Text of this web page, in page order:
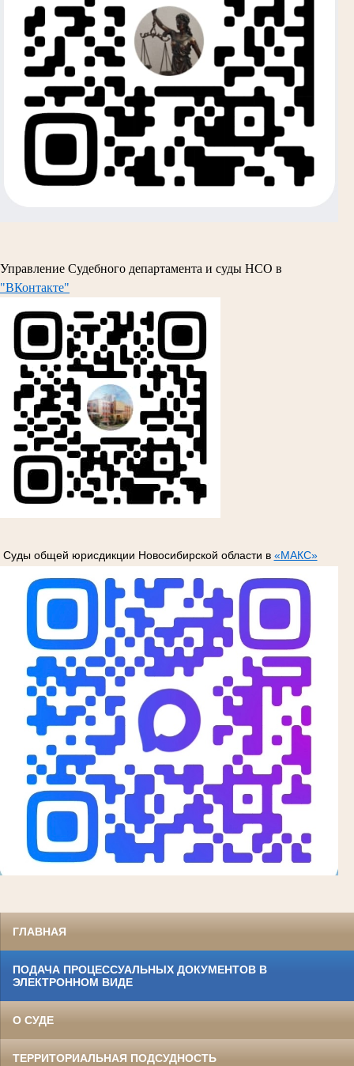
Управление Судебного департамента и суды НСО в
"ВКонтакте"
Суды общей юрисдикции Новосибирской области в «МАКС»
ГЛАВНАЯ
ПОДАЧА ПРОЦЕССУАЛЬНЫХ ДОКУМЕНТОВ В
ЭЛЕКТРОННОМ ВИДЕ
О СУДЕ
ТЕРРИТОРИАЛЬНАЯ ПОДСУДНОСТЬ